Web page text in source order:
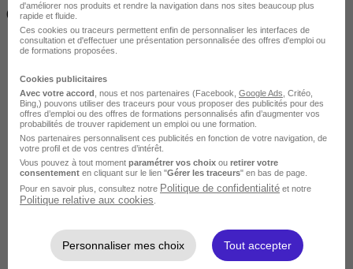
( 70h à 560h)
Longue
d'améliorer nos produits et rendre la navigation dans nos sites beaucoup plus
rapide et fluide.
Ces cookies ou traceurs permettent enfin de personnaliser les interfaces de
consultation et d'effectuer une présentation personnalisée des offres d'emploi ou
de formations proposées.
Cookies publicitaires
Avec votre accord , nous et nos partenaires (Facebook, Google Ads , Critéo,
Bing,) pouvons utiliser des traceurs pour vous proposer des publicités pour des
offres d’emploi ou des offres de formations personnalisés afin d’augmenter vos
probabilités de trouver rapidement un emploi ou une formation.
Nos partenaires personnalisent ces publicités en fonction de votre navigation, de
votre profil et de vos centres d’intérêt.
Vous pouvez à tout moment paramétrer vos choix ou retirer votre
consentement en cliquant sur le lien "Gérer les traceurs" en bas de page.
Pour en savoir plus, consultez notre Politique de confidentialité et notre
Politique relative aux cookies
Personnaliser mes choix Tout accepter